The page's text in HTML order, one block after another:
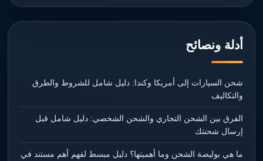
أدلة ونصائح
شحن السيارات إلى أمريكا وكندا: دليل شامل للشروط والطرق
والتكاليف
الفرق بين الشحن التجاري والشحن الشخصي: دليل شامل قبل
إرسال شحنتك
ما هي بوليصة الشحن وما أهميتها؟ دليل مبسط لفهم أهم مستند في